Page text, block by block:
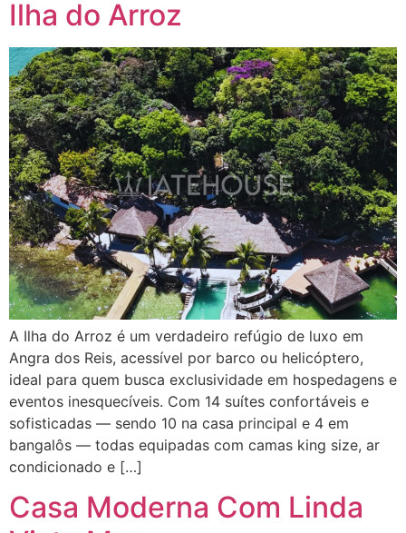
Ilha do Arroz
A Ilha do Arroz é um verdadeiro refúgio de luxo em
Angra dos Reis, acessível por barco ou helicóptero,
ideal para quem busca exclusividade em hospedagens e
eventos inesquecíveis. Com 14 suítes confortáveis e
sofisticadas — sendo 10 na casa principal e 4 em
bangalôs — todas equipadas com camas king size, ar
condicionado e […]
Casa Moderna Com Linda